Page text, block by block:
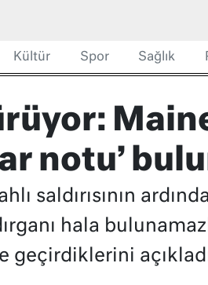
Kültür Spor Sağlık
notu’
saldırısının
hala
geçirdiklerini